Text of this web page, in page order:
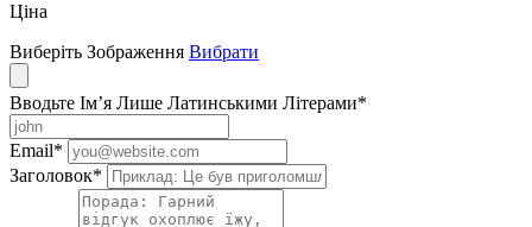
Ціна
Виберіть Зображення Вибрати
Вводьте Ім’я Лише Латинськими Літерами*
Email*
Заголовок*